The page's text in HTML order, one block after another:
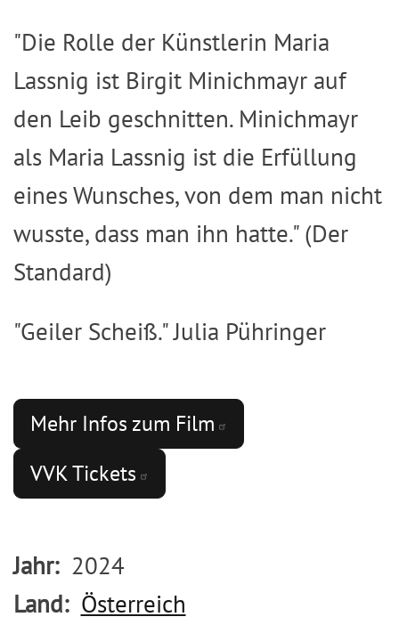
"Die Rolle der Künstlerin Maria
Lassnig ist Birgit Minichmayr auf
den Leib geschnitten. Minichmayr
als Maria Lassnig ist die Erfüllung
eines Wunsches, von dem man nicht
wusste, dass man ihn hatte." (Der
Standard)
"Geiler Scheiß." Julia Pühringer
Mehr Infos zum Film
VVKTickets
Jahr
2024
Land
Österreich